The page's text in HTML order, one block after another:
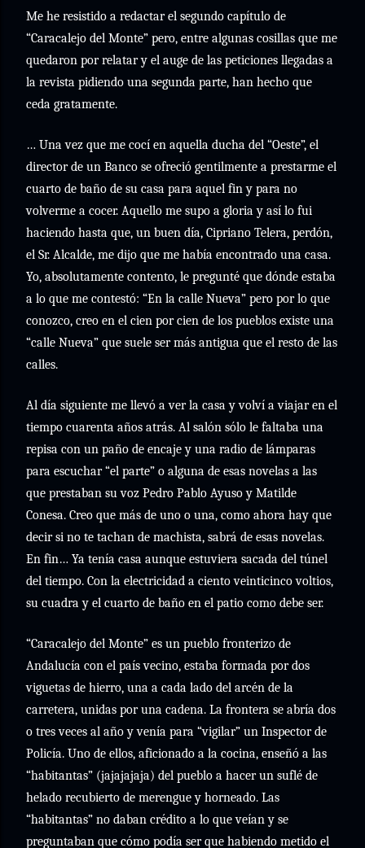
Me he resistido a redactar el segundo capítulo de
“Caracalejo del Monte” pero, entre algunas cosillas que me
quedaron por relatar y el auge de las peticiones llegadas a
la revista pidiendo una segunda parte, han hecho que
ceda gratamente.
… Una vez que me cocí en aquella ducha del “Oeste”, el
director de un Banco se ofreció gentilmente a prestarme el
cuarto de baño de su casa para aquel fin y para no
volverme a cocer. Aquello me supo a gloria y así lo fui
haciendo hasta que, un buen día, Cipriano Telera, perdón,
el Sr. Alcalde, me dijo que me había encontrado una casa.
Yo, absolutamente contento, le pregunté que dónde estaba
a lo que me contestó: “En la calle Nueva” pero por lo que
conozco, creo en el cien por cien de los pueblos existe una
“calle Nueva” que suele ser más antigua que el resto de las
calles.
Al día siguiente me llevó a ver la casa y volví a viajar en el
tiempo cuarenta años atrás. Al salón sólo le faltaba una
repisa con un paño de encaje y una radio de lámparas
para escuchar “el parte” o alguna de esas novelas a las
que prestaban su voz Pedro Pablo Ayuso y Matilde
Conesa. Creo que más de uno o una, como ahora hay que
decir si no te tachan de machista, sabrá de esas novelas.
En fin… Ya tenía casa aunque estuviera sacada del túnel
del tiempo. Con la electricidad a ciento veinticinco voltios,
su cuadra y el cuarto de baño en el patio como debe ser.
“Caracalejo del Monte” es un pueblo fronterizo de
Andalucía con el país vecino, estaba formada por dos
viguetas de hierro, una a cada lado del arcén de la
carretera, unidas por una cadena. La frontera se abría dos
o tres veces al año y venía para “vigilar” un Inspector de
Policía. Uno de ellos, aficionado a la cocina, enseñó a las
“habitantas” (jajajajaja) del pueblo a hacer un suflé de
helado recubierto de merengue y horneado. Las
“habitantas” no daban crédito a lo que veían y se
preguntaban que cómo podía ser que habiendo metido el